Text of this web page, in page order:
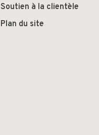
Soutien à la clientèle
Plan du site